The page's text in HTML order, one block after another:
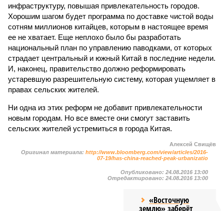
инфраструктуру, повышая привлекательность городов.
Хорошим шагом будет программа по доставке чистой воды
сотням миллионов китайцев, которым в настоящее время
ее не хватает. Еще неплохо было бы разработать
национальный план по управлению паводками, от которых
страдает центральный и южный Китай в последние недели.
И, наконец, правительство должно реформировать
устаревшую разрешительную систему, которая ущемляет в
правах сельских жителей.
Ни одна из этих реформ не добавит привлекательности
новым городам. Но все вместе они смогут заставить
сельских жителей устремиться в города Китая.
Алексей Свищёв
Оригинал материала: http://www.bloomberg.com/view/articles/2016-
07-19/has-china-reached-peak-urbanizatio
Опубликовано: 24.08.2016 13:00
Отредактировано: 24.08.2016 13:00
«Восточную
землю» заберёт